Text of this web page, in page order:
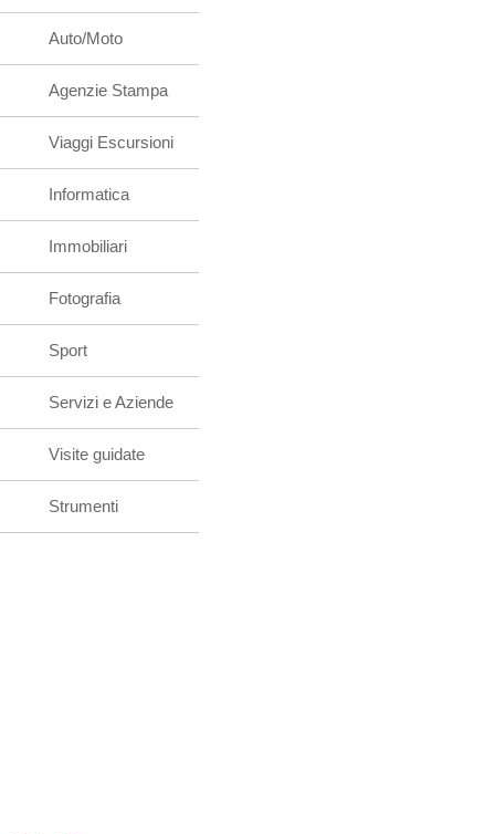
Auto/Moto
Agenzie Stampa
Viaggi Escursioni
Informatica
Immobiliari
Fotografia
Sport
Servizi e Aziende
Visite guidate
Strumenti